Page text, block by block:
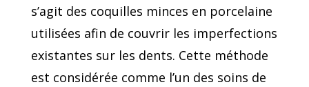
s’agit des coquilles minces en porcelaine
utilisées afin de couvrir les imperfections
existantes sur les dents. Cette méthode
est considérée comme l’un des soins de